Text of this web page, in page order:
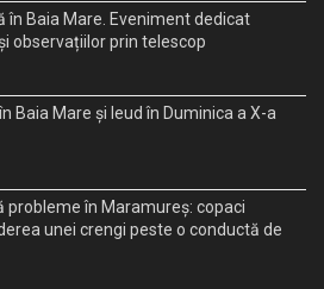
Baia Mare. Eveniment dedicat
observațiilor prin telescop
Baia Mare și Ieud în Duminica a X-a
probleme în Maramureș: copaci
unei crengi peste o conductă de